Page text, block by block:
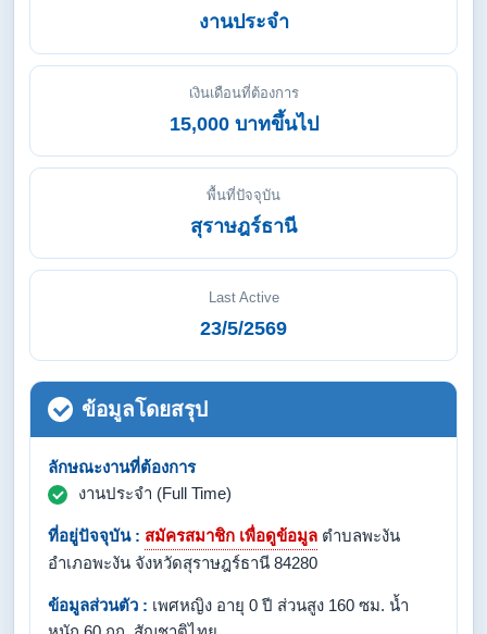
งานประจำ
เงินเดือนที่ต้องการ
15,000 บาทขึ้นไป
พื้นที่ปัจจุบัน
สุราษฎร์ธานี
Last Active
23/5/2569
ข้อมูลโดยสรุป
ลักษณะงานที่ต้องการ
งานประจำ (Full Time)
ที่อยู่ปัจจุบัน : สมัครสมาชิก เพื่อดูข้อมูล ตำบลพะงัน
อำเภอพะงัน จังหวัดสุราษฎร์ธานี 84280
ข้อมูลส่วนตัว : เพศหญิง อายุ 0 ปี ส่วนสูง 160 ซม. น้ำ